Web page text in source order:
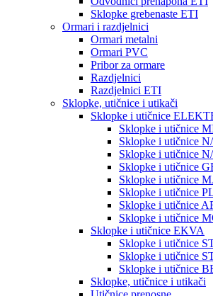
Sklopke grebenaste ETI
Ormari i razdjelnici
Ormari metalni
Ormari PVC
Pribor za ormare
Razdjelnici
Razdjelnici ETI
Sklopke, utičnice i utikači
Sklopke i utičnice
Sklopke i utičnice
Sklopke i utičnice
Sklopke i utičnice
Sklopke i utičnice
Sklopke i utičnice
Sklopke i utičnice
Sklopke i utičnice
Sklopke i utičnice
Sklopke i utičnice EKVA
Sklopke i utičnice
Sklopke i utičnice
Sklopke i utičnice
Sklopke, utičnice i utikači